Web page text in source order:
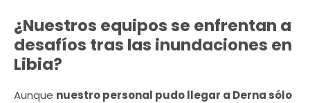
¿Nuestros equipos se enfrentan a
desafíos tras las inundaciones en
Libia?
Aunque nuestro personal pudo llegar a Derna sólo